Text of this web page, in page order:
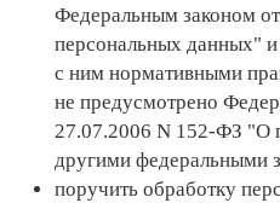
Федеральным законом
персональных данных"
с ним нормативными
не предусмотрено
27.07.2006 N 152-ФЗ "О
другими федеральными
поручить обработку